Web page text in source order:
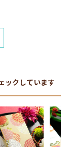
ックしています